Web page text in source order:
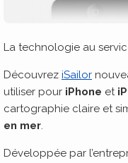
La technologie au
Découvrez iSailor
utiliser pour iPhone et
cartographie claire et
en mer.
Développée par